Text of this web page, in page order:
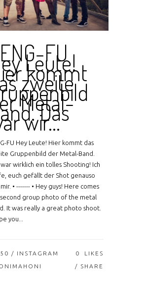
FU
Leute!
kommt
zweite
Metal-
Das
wir…
FU Hey Leute! Hier kommt das
Gruppenbild der Metal-Band.
war wirklich ein tolles Shooting! Ich
euch gefällt der Shot genauso
• ------- • Hey guys! Here comes
group photo of the metal
It was really a great photo shoot.
you...
/ INSTAGRAM
0
LIKES
SHARE